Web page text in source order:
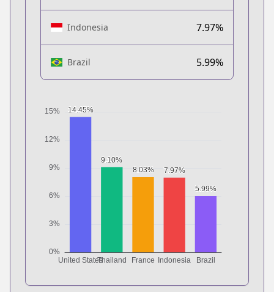
Indonesia 7.97%
Brazil 5.99%